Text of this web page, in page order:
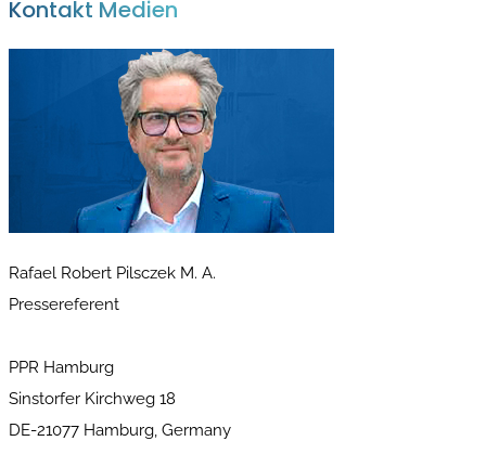
Kontakt Medien
Rafael Robert Pilsczek M. A.
Pressereferent
PPR Hamburg
Sinstorfer Kirchweg 18
DE-21077 Hamburg, Germany